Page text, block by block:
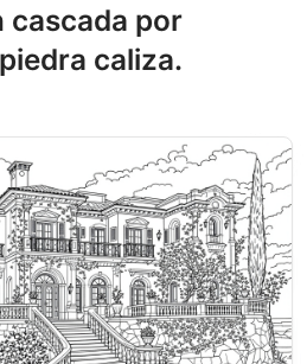
cascada por
caliza.